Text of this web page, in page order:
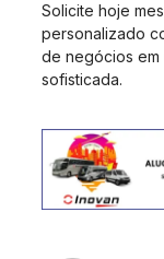
Solicite hoje
personalizado
de negócios em
sofisticada.